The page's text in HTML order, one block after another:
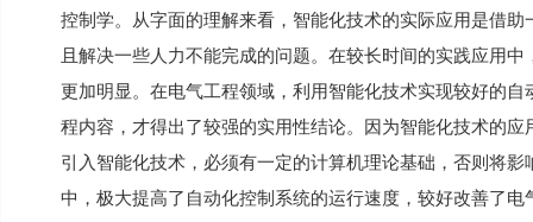
控制学。从字面的理解来看，智能化技术的实际应用是借
且解决一些人力不能完成的问题。在较长时间的实践应用
更加明显。在电气工程领域，利用智能化技术实现较好的
程内容，才得出了较强的实用性结论。因为智能化技术的
引入智能化技术，必须有一定的计算机理论基础，否则将
中，极大提高了自动化控制系统的运行速度，较好改善了